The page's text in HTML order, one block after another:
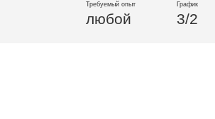
Требуемый опыт
любой
График
3/2